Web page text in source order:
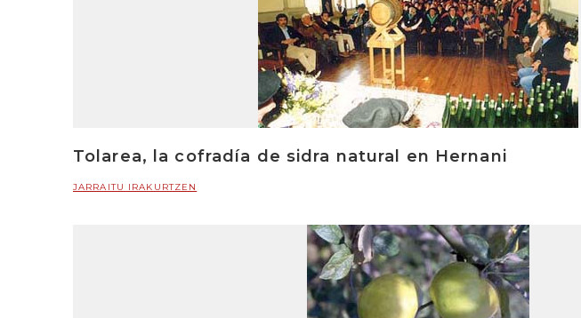
Tolarea, la cofradía de sidra natural en Hernani
JARRAITU IRAKURTZEN